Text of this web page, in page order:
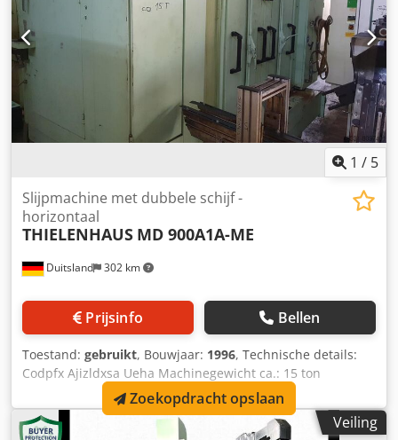
1 / 5
Duitsland 302 km
Slijpmachine met dubbele schijf -
horizontaal
THIELENHAUS MD 900A1A-ME
Prijsinfo Bellen
Toestand: gebruikt, Bouwjaar: 1996, Technische details:
Codpfx Ajizldxsa Ueha Machinegewicht ca.: 15 ton
Veiling
Zoekopdracht opslaan